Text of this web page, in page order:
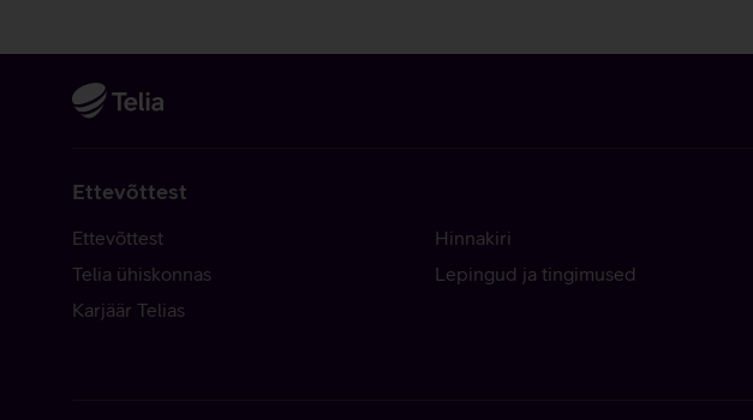
Ettevõttest
Ettevõttest
Telia ühiskonnas
Karjäär Telias
Hinnakiri
Lepingud ja tingimused